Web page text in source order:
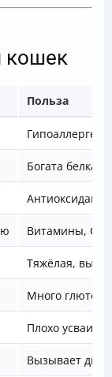
кошек
Польза
Богата
Витамины,
Тяжёлая,
Много
Плохо
Вызывает